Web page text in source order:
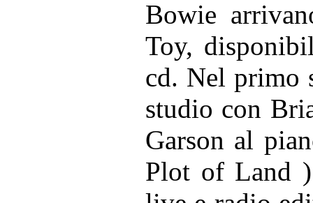
Bowie
Toy,
cd. Nel primo
studio con
Garson al
Plot of Land